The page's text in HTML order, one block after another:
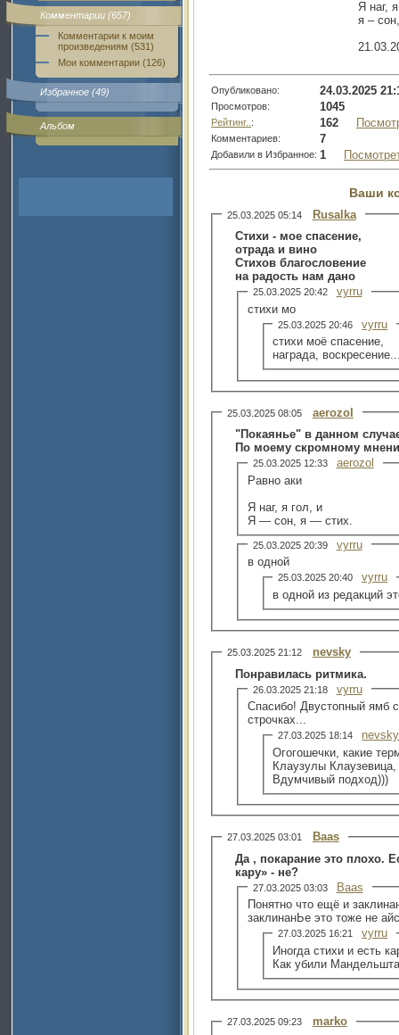
Комментарии (657)
Комментарии к моим
произведениям (531)
Мои комментарии (126)
Избранное (49)
Альбом
Я наг,
я –
Опубликовано: 24.03.2025
Просмотров: 1045
Рейтинг.. : 162
Комментариев: 7
Добавили в Избранное: 1
Ваши
25.03.2025 05:14
Rusalka
Стихи - мое спасение,
отрада и вино
Стихов благословение
на радость нам дано
25.03.2025 20:42
vyrru
стихи мо
25.03.2025 20:46
vyrru
стихи моё спасение,
награда,
25.03.2025 08:05
aerozol
"Покаянье" в данном
По моему скромному
25.03.2025 12:33
aerozol
Равно аки
Я наг, я гол, и
Я — сон, я — стих.
25.03.2025 20:39
vyrru
в одной
25.03.2025 20:40
vyrru
в одной из редакций
25.03.2025 21:12
nevsky
Понравилась ритмика.
26.03.2025 21:18
vyrru
Спасибо! Двустопный ямб
строчках...
27.03.2025 18:14
nevsky
Огогошечки, какие
Клаузулы
Вдумчивый подход)))
27.03.2025 03:01
Baas
Да , покарание это плохо.
кару» - не?
27.03.2025 03:03
Baas
Понятно что ещё и
заклинанЬе это тоже не
27.03.2025 16:21
vyrru
Иногда стихи и есть
Как убили
27.03.2025 09:23
marko